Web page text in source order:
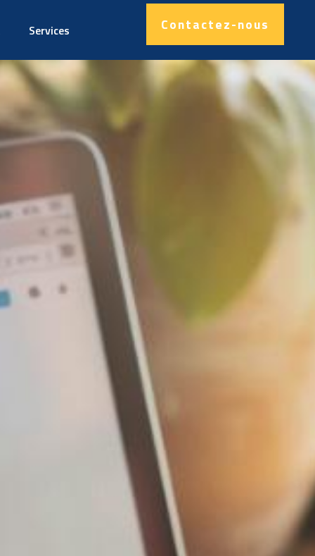
Services Contactez-nous